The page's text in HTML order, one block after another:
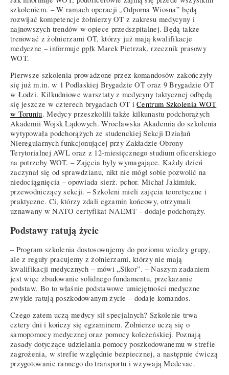
szkoleniem. – W ramach operacji „Odporna Wiosna” będą
rozwijać kompetencje żołnierzy OT z zakresu medycyny i
najnowszych trendów w opiece przedszpitalnej. Będą także
trenować z żołnierzami OT, którzy już mają kwalifikacje
medyczne – informuje ppłk Marek Pietrzak, rzecznik prasowy
WOT.
Pierwsze szkolenia prowadzone przez komandosów zakończyły
się już m.in. w 1 Podlaskiej Brygadzie OT oraz 9 Brygadzie OT
w Łodzi. Kilkudniowe warsztaty z medycyny taktycznej odbędą
się jeszcze w czterech brygadach OT iCentrum Szkolenia WOT
w Toruniu. Medycy przeszkolili także kilkunastu podchorążych
Akademii Wojsk Lądowych. Wrocławska Akademia do szkolenia
wytypowała podchorążych ze studenckiej Sekcji Działań
Nieregularnych funkcjonującej przy Zakładzie Obrony
Terytorialnej AWL oraz z 12-miesięcznego studium oficerskiego
na potrzeby WOT. – Zajęcia były wymagające. Każdy dzień
zaczynał się od sprawdzianu, nikt nie mógł sobie pozwolić na
niedociągnięcia – opowiada sierż. pchor. Michał Jakimiuk,
przewodniczący sekcji. – Szkoleni mieli zajęcia teoretyczne i
praktyczne. Ci, którzy zdali egzamin końcowy, otrzymali
uznawany w NATO certyfikat NAEMT – dodaje podchorąży.
Podstawy ratują życie
– Program szkolenia dostosowujemy do poziomu wiedzy grupy,
ale z reguły pracujemy z żołnierzami, którzy nie mają
kwalifikacji medycznych – mówi „Sikor”. – Naszym zadaniem
jest więc zbudowanie solidnego fundamentu, przekazanie
podstaw. Bo to właśnie podstawowe umiejętności medyczne
zwykle ratują poszkodowanym życie – dodaje komandos.
Czego zatem uczą medycy sił specjalnych? Szkolenie trwa
cztery dni i kończy się egzaminem. Żołnierze uczą się o
samopomocy medycznej oraz pomocy koleżeńskiej. Poznają
zasady dotyczące udzielania pomocy poszkodowanemu w strefie
zagrożenia, w strefie względnie bezpiecznej, a następnie ćwiczą
przygotowanie rannego do transportu i wzywają Medevac.